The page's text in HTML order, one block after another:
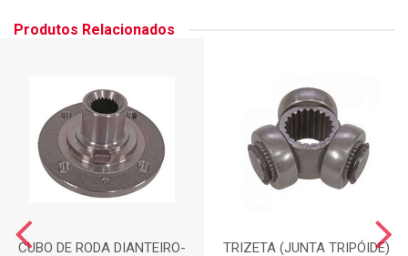
Produtos Relacionados
CUBO DE RODA DIANTEIRO- TRIZETA (JUNTA TRIPÓIDE)